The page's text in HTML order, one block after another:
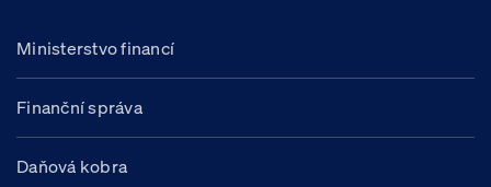
Ministerstvo financí
Finanční správa
Daňová kobra